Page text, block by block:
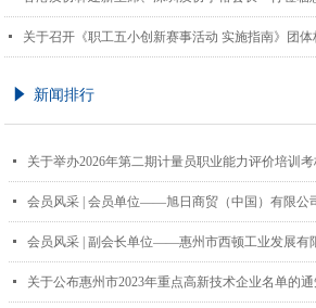
넷
념 新闻排行
넷 关于举办2026年第二期计量员职业能力评价培训
넷
넷 会员风采 | 副会长单位——惠州市西顿工业发展有
넷 关于公布惠州市2023年重点高新技术企业名单的通